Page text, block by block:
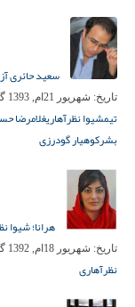
سعید حائری
تاریخ: شهریور 21ام, 1393
تیمشیوا نظرآهاریغلامرضا
بشرکوهیار گودرزی
هرانا؛
تاریخ: شهریور 18ام, 1392
نظرآهاری